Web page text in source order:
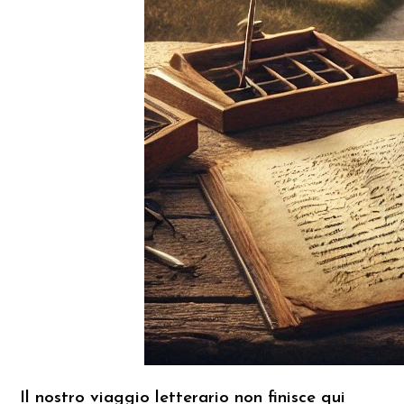
Il nostro viaggio letterario non finisce qui